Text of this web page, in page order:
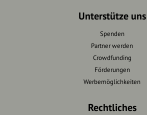
Unterstütze uns
Spenden
Partner werden
Crowdfunding
Förderungen
Werbemöglichkeiten
Rechtliches